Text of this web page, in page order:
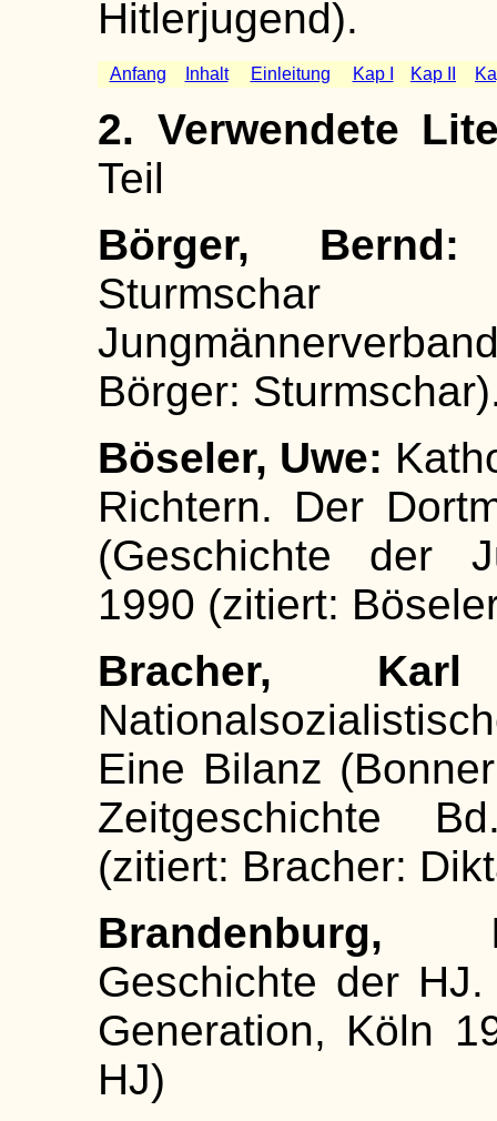
Hitlerjugend).
Anfang Inhalt Einleitung Kap I Kap II
2. Verwendete
Teil
Börger,
Sturmschar
Börger:
Böseler, Uwe:
Richtern. Der
(Geschichte der
1990 (zitiert:
Bracher,
Eine Bilanz
Zeitgeschichte
(zitiert: Bracher:
Brandenburg,
Geschichte der
Generation, Köln
HJ)